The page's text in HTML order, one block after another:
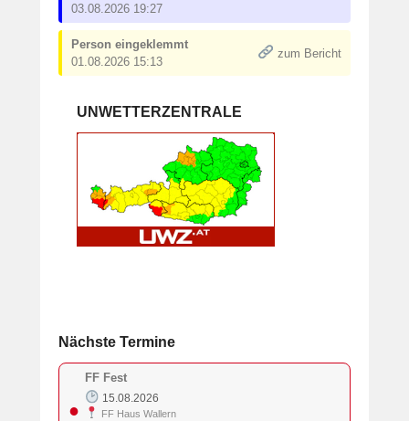
03.08.2026 19:27
Person eingeklemmt
01.08.2026 15:13
zum Bericht
UNWETTERZENTRALE
Nächste Termine
●
FF Fest
15.08.2026
FF Haus Wallern